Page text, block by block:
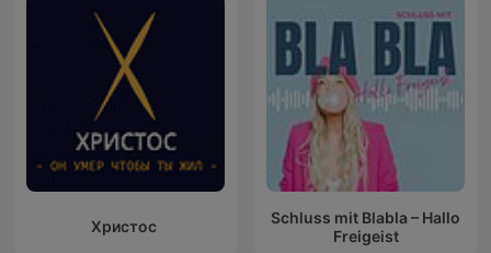
Schluss mit Blabla – Hallo
Freigeist